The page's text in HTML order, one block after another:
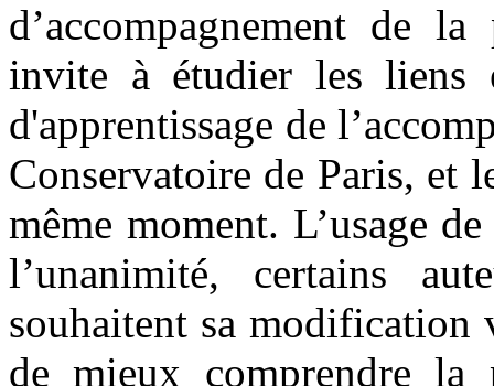
d’accompagnement de
invite à étudier les liens
d'apprentissage de
Conservatoire de Paris, et
même moment. L’usage
l’unanimité, certains
souhaitent sa modification
de mieux comprendre la